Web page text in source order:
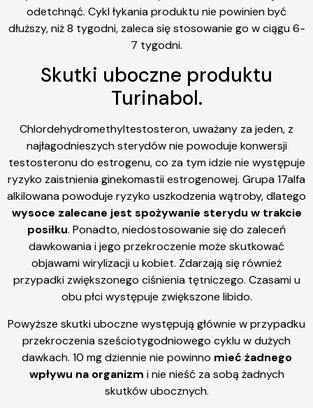
odetchnąć. Cykl łykania produktu nie powinien być
dłuższy, niż 8 tygodni, zaleca się stosowanie go w ciągu 6-
7 tygodni.
Skutki uboczne produktu
Turinabol.
Chlordehydromethyltestosteron, uważany za jeden, z
najłagodnieszych sterydów nie powoduje konwersji
testosteronu do estrogenu, co za tym idzie nie występuje
ryzyko zaistnienia ginekomastii estrogenowej. Grupa 17alfa
alkilowana powoduje ryzyko uszkodzenia wątroby, dlatego
wysoce zalecane jest spożywanie sterydu w trakcie
posiłku. Ponadto, niedostosowanie się do zaleceń
dawkowania i jego przekroczenie może skutkować
objawami wirylizacji u kobiet. Zdarzają się również
przypadki zwiększonego ciśnienia tętniczego. Czasami u
obu płci występuje zwiększone libido.
Powyższe skutki uboczne występują głównie w przypadku
przekroczenia sześciotygodniowego cyklu w dużych
dawkach. 10 mg dziennie nie powinno mieć żadnego
wpływu na organizm i nie nieść za sobą żadnych
skutków ubocznych.